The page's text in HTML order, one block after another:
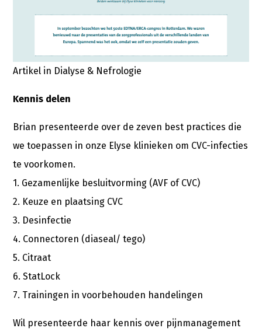
Artikel in Dialyse & Nefrologie
Kennis delen
Brian presenteerde over de zeven best practices die
we toepassen in onze Elyse klinieken om CVC-infecties
te voorkomen.
1. Gezamenlijke besluitvorming (AVF of CVC)
2. Keuze en plaatsing CVC
3. Desinfectie
4. Connectoren (diaseal/ tego)
5. Citraat
6. StatLock
7. Trainingen in voorbehouden handelingen
Wil presenteerde haar kennis over pijnmanagement